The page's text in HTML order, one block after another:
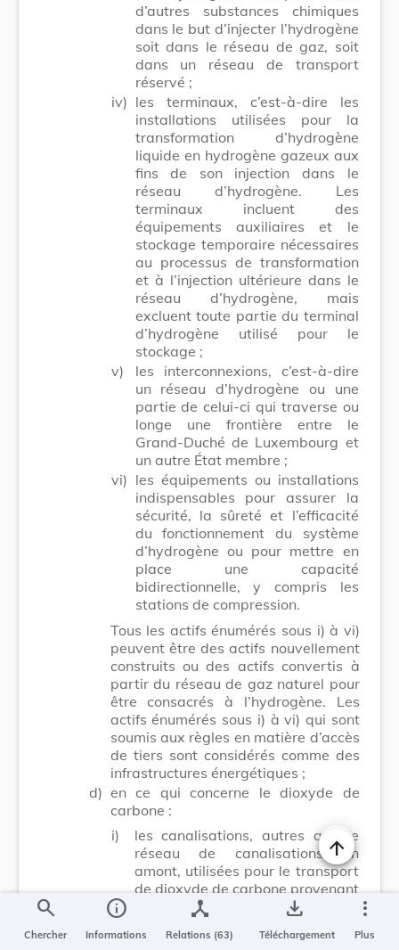
d’autres substances chimiques
dans le but d’injecter l’hydrogène
soit dans le réseau de gaz, soit
dans un réseau de transport
réservé ;
iv) les terminaux, c’est-à-dire les
installations utilisées pour la
transformation d’hydrogène
liquide en hydrogène gazeux aux
fins de son injection dans le
réseau d’hydrogène. Les
terminaux incluent des
équipements auxiliaires et le
stockage temporaire nécessaires
au processus de transformation
et à l’injection ultérieure dans le
réseau d’hydrogène, mais
excluent toute partie du terminal
d’hydrogène utilisé pour le
stockage ;
v)
les interconnexions, c’est-à-dire
un réseau d’hydrogène ou une
partie de celui-ci qui traverse ou
longe une frontière entre le
Grand-Duché de Luxembourg et
un autre État membre ;
vi) les équipements ou installations
indispensables pour assurer la
sécurité, la sûreté et l’efficacité
du fonctionnement du système
d’hydrogène ou pour mettre en
place une capacité
bidirectionnelle, y compris les
stations de compression.
Tous les actifs énumérés sous i) à vi)
peuvent être des actifs nouvellement
construits ou des actifs convertis à
partir du réseau de gaz naturel pour
être consacrés à l’hydrogène. Les
actifs énumérés sous i) à vi) qui sont
soumis aux règles en matière d’accès
de tiers sont considérés comme des
infrastructures énergétiques ;
d) en ce qui concerne le dioxyde de
carbone :
i)
les canalisations, autres que le
réseau de canalisations en
amont, utilisées pour le transport
de dioxyde de carbone provenant
de plusieurs sources, c’est-à-dire
compris les centrales électriques,
Changer la
search
Chercher
info
Informations
device_hub
Relations (63)
save_alt
Téléchargement
more_vert
Plus